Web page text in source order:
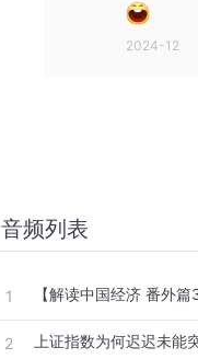
2024-12
音频列表
1
2 上证指数为何迟迟未能